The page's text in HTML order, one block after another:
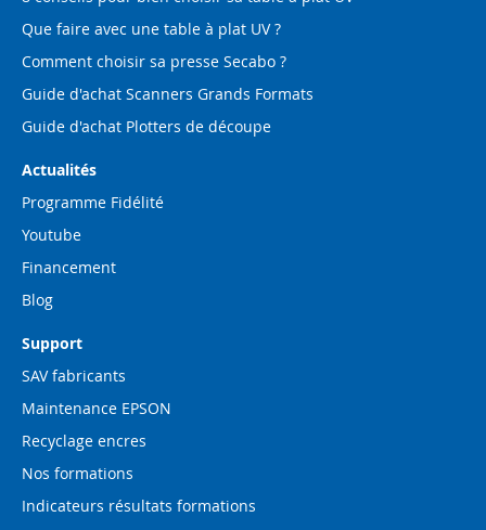
Que faire avec une table à plat UV ?
Comment choisir sa presse Secabo ?
Guide d'achat Scanners Grands Formats
Guide d'achat Plotters de découpe
Actualités
Programme Fidélité
Youtube
Financement
Blog
Support
SAV fabricants
Maintenance EPSON
Recyclage encres
Nos formations
Indicateurs résultats formations